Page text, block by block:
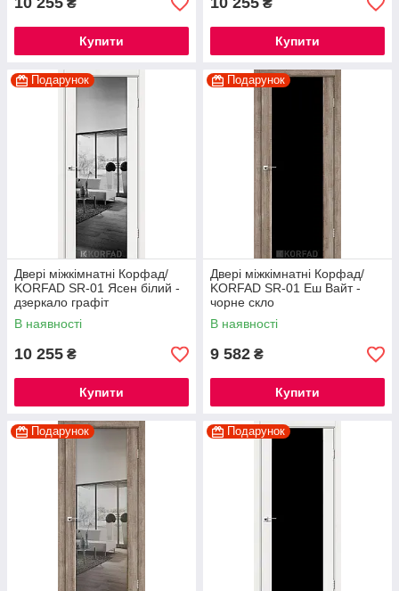
₴
Купити
₴
Купити
Подарунок
Двері міжкімнатні Корфад/
KORFAD SR-01 Ясен білий -
дзеркало графіт
В наявності
10 255 ₴
Купити
Подарунок
Двері міжкімнатні Корфад/
KORFAD SR-01 Еш Вайт -
чорне скло
В наявності
9 582 ₴
Купити
Подарунок Подарунок